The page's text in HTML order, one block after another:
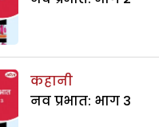
कहानी
नव प्रभात: भाग 3